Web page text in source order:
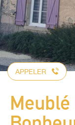
APPELER